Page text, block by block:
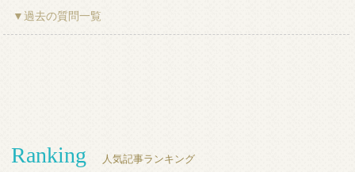
▼過去の質問一覧
Ranking 人気記事ランキング